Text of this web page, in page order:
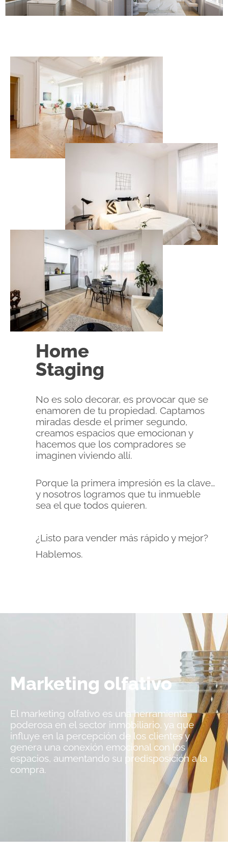
Home
Staging
No es solo decorar, es provocar que se
enamoren de tu propiedad. Captamos
miradas desde el primer segundo,
creamos espacios que emocionan y
hacemos que los compradores se
imaginen viviendo allí.
Porque la primera impresión es la clave…
y nosotros logramos que tu inmueble
sea el que todos quieren.
¿Listo para vender más rápido y mejor?
Hablemos.
Marketing olfativo
El marketing olfativo es una herramienta
poderosa en el sector inmobiliario, ya que
influye en la percepción de los clientes y
genera una conexión emocional con los
espacios, aumentando su predisposición a la
compra.